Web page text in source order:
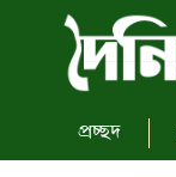
প্রচ্ছদ